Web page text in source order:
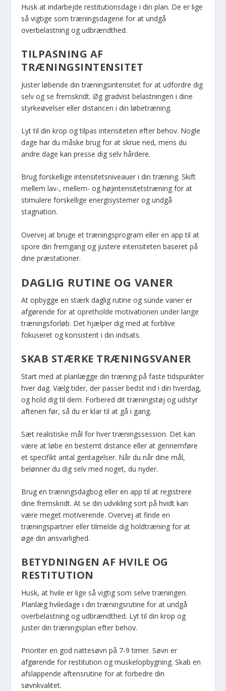
Husk at indarbejde restitutionsdage i din plan. De er lige
så vigtige som træningsdagene for at undgå
overbelastning og udbrændthed.
TILPASNING AF
TRÆNINGSINTENSITET
Juster løbende din træningsintensitet for at udfordre dig
selv og se fremskridt. Øg gradvist belastningen i dine
styrkeøvelser eller distancen i din løbetræning.
Lyt til din krop og tilpas intensiteten efter behov. Nogle
dage har du måske brug for at skrue ned, mens du
andre dage kan presse dig selv hårdere.
Brug forskellige intensitetsniveauer i din træning. Skift
mellem lav-, mellem- og højintensitetstræning for at
stimulere forskellige energisystemer og undgå
stagnation.
Overvej at bruge et træningsprogram eller en app til at
spore din fremgang og justere intensiteten baseret på
dine præstationer.
DAGLIG RUTINE OG VANER
At opbygge en stærk daglig rutine og sunde vaner er
afgørende for at opretholde motivationen under lange
træningsforløb. Det hjælper dig med at forblive
fokuseret og konsistent i din indsats.
SKAB STÆRKE TRÆNINGSVANER
Start med at planlægge din træning på faste tidspunkter
hver dag. Vælg tider, der passer bedst ind i din hverdag,
og hold dig til dem. Forbered dit træningstøj og udstyr
aftenen før, så du er klar til at gå i gang.
Sæt realistiske mål for hver træningssession. Det kan
være at løbe en bestemt distance eller at gennemføre
et specifikt antal gentagelser. Når du når dine mål,
belønner du dig selv med noget, du nyder.
Brug en træningsdagbog eller en app til at registrere
dine fremskridt. At se din udvikling sort på hvidt kan
være meget motiverende. Overvej at finde en
træningspartner eller tilmelde dig holdtræning for at
øge din ansvarlighed.
BETYDNINGEN AF HVILE OG
RESTITUTION
Husk, at hvile er lige så vigtig som selve træningen.
Planlæg hviledage i din træningsrutine for at undgå
overbelastning og udbrændthed. Lyt til din krop og
juster din træningsplan efter behov.
Prioriter en god nattesøvn på 7-9 timer. Søvn er
afgørende for restitution og muskelopbygning. Skab en
afslappende aftensrutine for at forbedre din
søvnkvalitet.